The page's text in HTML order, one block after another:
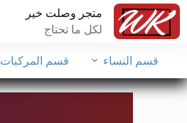
متجر وصلت خير
لكل ما تحتاج
قسم النساء قسم المركبات